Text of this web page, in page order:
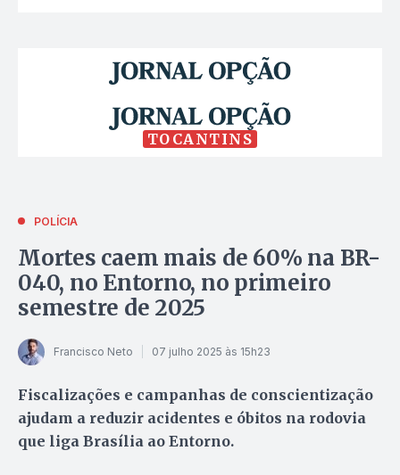
TOCANTINS
POLÍCIA
Mortes caem mais de 60% na BR-
040, no Entorno, no primeiro
semestre de 2025
Francisco Neto 07 julho 2025 às 15h23
Fiscalizações e campanhas de conscientização
ajudam a reduzir acidentes e óbitos na rodovia
que liga Brasília ao Entorno.